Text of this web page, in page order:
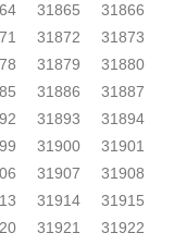
31865
31866
31872
31873
31879
31880
31886
31887
31893
31894
31900
31901
31907
31908
31914
31915
31921
31922